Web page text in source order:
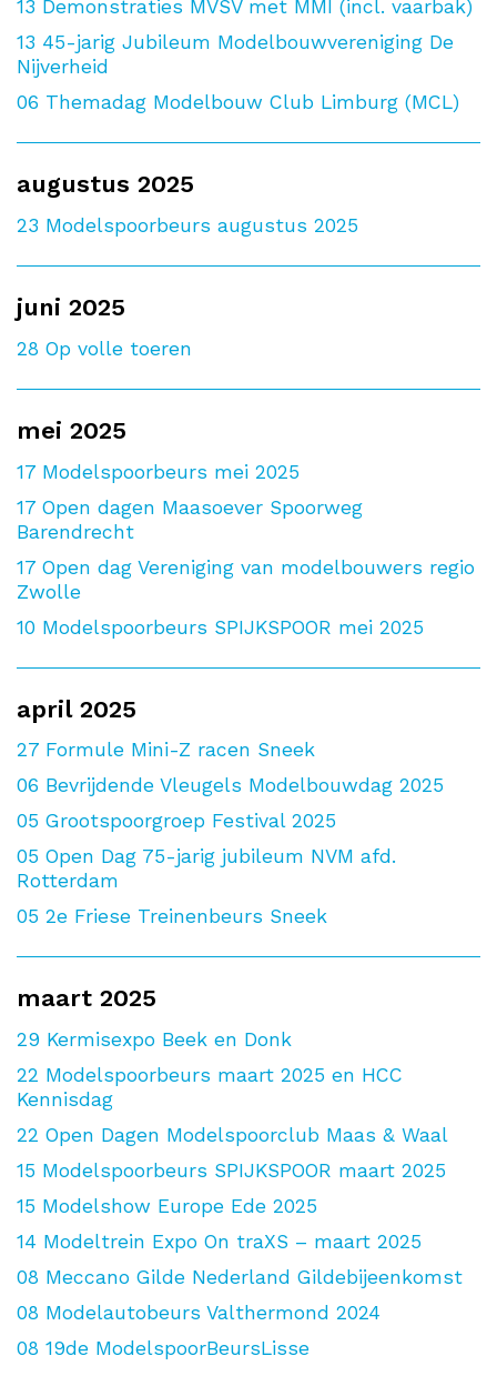
13 Demonstraties MVSV met MMI (incl. vaarbak)
13 45-jarig Jubileum Modelbouwvereniging De
Nijverheid
06 Themadag Modelbouw Club Limburg (MCL)
augustus 2025
23 Modelspoorbeurs augustus 2025
juni 2025
28 Op volle toeren
mei 2025
17 Modelspoorbeurs mei 2025
17 Open dagen Maasoever Spoorweg
Barendrecht
17 Open dag Vereniging van modelbouwers regio
Zwolle
10 Modelspoorbeurs SPIJKSPOOR mei 2025
april 2025
27 Formule Mini-Z racen Sneek
06 Bevrijdende Vleugels Modelbouwdag 2025
05 Grootspoorgroep Festival 2025
05 Open Dag 75-jarig jubileum NVM afd.
Rotterdam
05 2e Friese Treinenbeurs Sneek
maart 2025
29 Kermisexpo Beek en Donk
22 Modelspoorbeurs maart 2025 en HCC
Kennisdag
22 Open Dagen Modelspoorclub Maas & Waal
15 Modelspoorbeurs SPIJKSPOOR maart 2025
15 Modelshow Europe Ede 2025
14 Modeltrein Expo On traXS – maart 2025
08 Meccano Gilde Nederland Gildebijeenkomst
08 Modelautobeurs Valthermond 2024
08 19de ModelspoorBeursLisse